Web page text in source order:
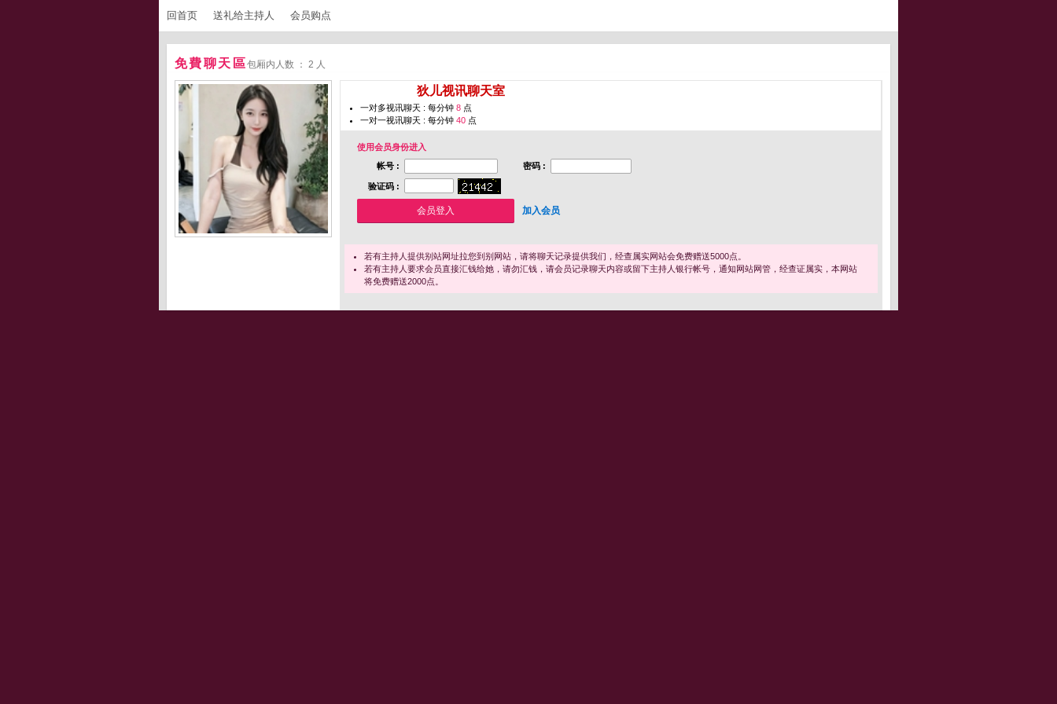
回首页 送礼给主持人 会员购点
免費聊天區包厢内人数 ： 2 人
狄儿视讯聊天室
一对多视讯聊天 : 每分钟 8 点
一对一视讯聊天 : 每分钟 40 点
使用会员身份进入
帐号 :
密码 :
验证码 :
加入会员
若有主持人提供别站网址拉您到别网站，请将聊天记录提供我们，经查属实网站会免费赠送5000点。
若有主持人要求会员直接汇钱给她，请勿汇钱，请会员记录聊天内容或留下主持人银行帐号，通知网站网管，经查证属实，本网站
将免费赠送2000点。